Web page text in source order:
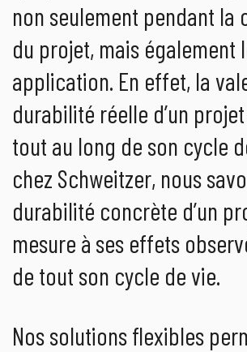
non seulement pendant la
du projet, mais également
application. En effet, la
durabilité réelle d’un
tout au long de son cycle
chez Schweitzer, nous
durabilité concrète d’un
mesure à ses effets
de tout son cycle de vie.
Nos solutions flexibles